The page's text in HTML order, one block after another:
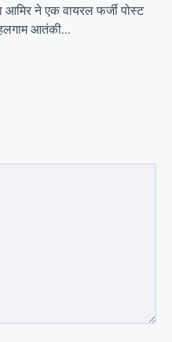
आमिर ने एक वायरल फर्जी पोस्ट
आतंकी…